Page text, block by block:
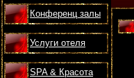
Конференц залы
Услуги отеля
SPA & Красота